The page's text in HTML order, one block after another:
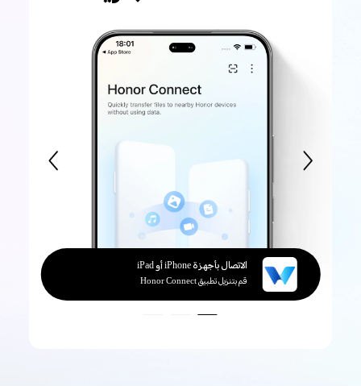
الاتصال بأجهزة Windows
قم بتنزيل تطبيق Honor WorkStation
الاتصال بأجهزة iPhone أو iPad
قم بتنزيل تطبيق Honor Connect
الاتصال بأجهزة Mac
الاتصال بأجهزة Windows
الاتصال بأجهزة iPhone أو iPad